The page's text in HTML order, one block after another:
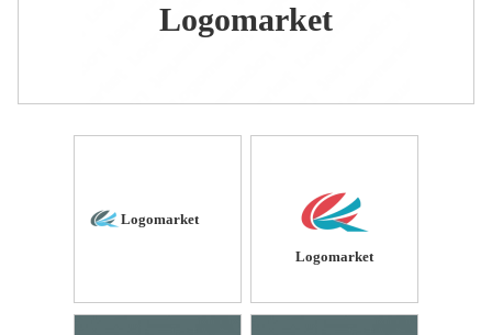
Logomarket
Logomarket
Logomarket